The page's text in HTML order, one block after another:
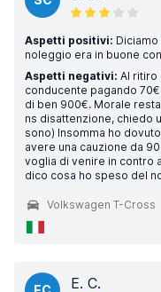
Aspetti positivi:
noleggio era in buone
Aspetti negativi: Al ritiro
conducente pagando
di ben 900€. Morale
ns disattenzione, chiedo
sono) Insomma ho
avere una cauzione da
voglia di venire in contro
dico cosa ho speso del
Volkswagen T-Cross
E. C.